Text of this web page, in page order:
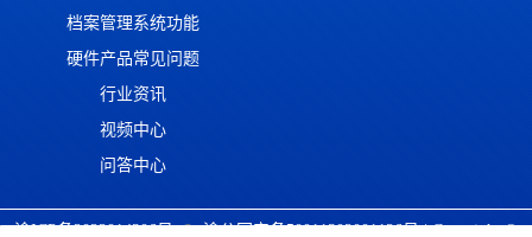
档案管理系统功能
硬件产品常见问题
行业资讯
视频中心
问答中心
渝ICP备2022014306号 渝公网安备50011302001126号| Copyright ©